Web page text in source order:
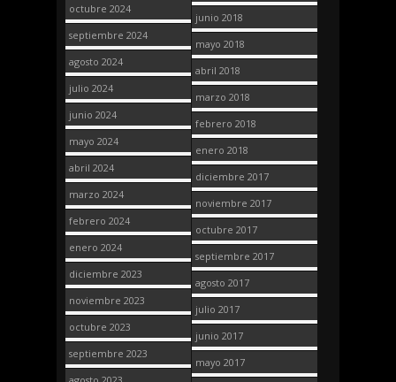
octubre 2024
septiembre 2024
agosto 2024
julio 2024
junio 2024
mayo 2024
abril 2024
marzo 2024
febrero 2024
enero 2024
diciembre 2023
noviembre 2023
octubre 2023
septiembre 2023
junio 2018
mayo 2018
abril 2018
marzo 2018
febrero 2018
enero 2018
diciembre 2017
noviembre 2017
octubre 2017
septiembre 2017
agosto 2017
julio 2017
junio 2017
mayo 2017